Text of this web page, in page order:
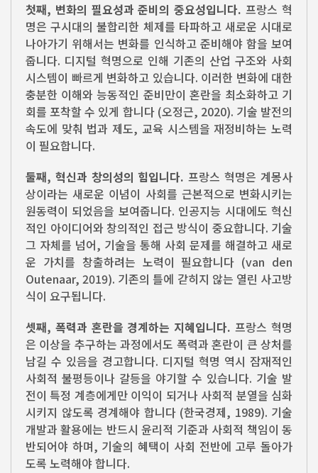
첫째, 변화의 필요성과 준비의 중요성입니다. 프랑스 혁
명은 구시대의 불합리한 체제를 타파하고 새로운 시대로
나아가기 위해서는 변화를 인식하고 준비해야 함을 보여
줍니다. 디지털 혁명으로 인해 기존의 산업 구조와 사회
시스템이 빠르게 변화하고 있습니다. 이러한 변화에 대한
충분한 이해와 능동적인 준비만이 혼란을 최소화하고 기
회를 포착할 수 있게 합니다 (오정근, 2020). 기술 발전의
속도에 맞춰 법과 제도, 교육 시스템을 재정비하는 노력
이 필요합니다.
둘째, 혁신과 창의성의 힘입니다. 프랑스 혁명은 계몽사
상이라는 새로운 이념이 사회를 근본적으로 변화시키는
원동력이 되었음을 보여줍니다. 인공지능 시대에도 혁신
적인 아이디어와 창의적인 접근 방식이 중요합니다. 기술
그 자체를 넘어, 기술을 통해 사회 문제를 해결하고 새로
운 가치를 창출하려는 노력이 필요합니다 (van den
Outenaar, 2019). 기존의 틀에 갇히지 않는 열린 사고방
식이 요구됩니다.
셋째, 폭력과 혼란을 경계하는 지혜입니다. 프랑스 혁명
은 이상을 추구하는 과정에서도 폭력과 혼란이 큰 상처를
남길 수 있음을 경고합니다. 디지털 혁명 역시 잠재적인
사회적 불평등이나 갈등을 야기할 수 있습니다. 기술 발
전이 특정 계층에게만 이익이 되거나 사회적 분열을 심화
시키지 않도록 경계해야 합니다 (한국경제, 1989). 기술
개발과 활용에는 반드시 윤리적 기준과 사회적 책임이 동
반되어야 하며, 기술의 혜택이 사회 전반에 고루 돌아가
도록 노력해야 합니다.